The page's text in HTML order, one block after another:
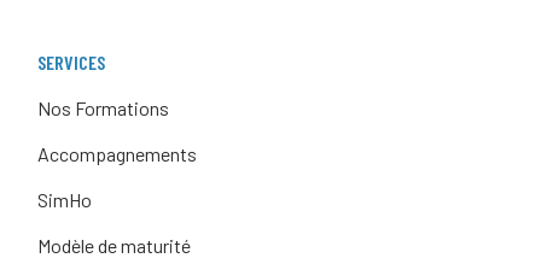
SERVICES
Nos Formations
Accompagnements
SimHo
Modèle de maturité